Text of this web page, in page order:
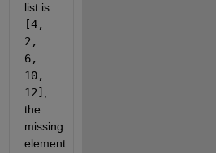
list is
[4,
2,
6,
10,
12]
the
missing
element